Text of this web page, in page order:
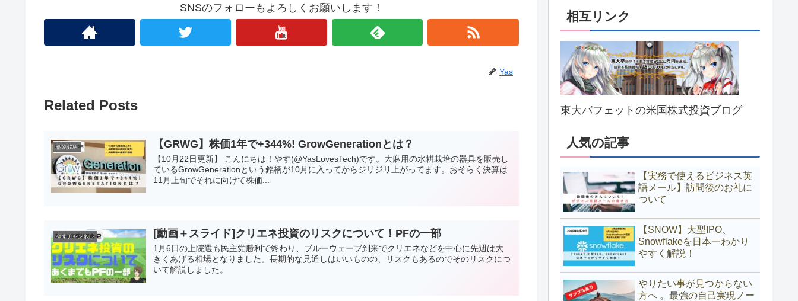
SNSのフォローもよろしくお願いします！
Yas
Related Posts
個別銘柄 【GRWG】株価1年で+344%! GrowGenerationとは？
【10月22日更新】 こんにちは！やす(@YasLovesTech)です。大麻用の水耕栽培の器具を販売し
ているGrowGenerationという銘柄が10月に入ってからジリジリ上がってます。おそらく決算は
11月上旬でそれに向けて株価...
やすチャンネル [動画＋スライド]クリエネ投資のリスクについて！PFの一部
1月6日の上院選も民主党勝利で終わり、ブルーウェーブ到来でクリエネなどを中心に先週は大
きくあげる相場となりました。長期的な見通しはいいものの、リスクもあるのでそのリスクにつ
いて解説しました。
相互リンク
東大バフェットの米国株式投資ブログ
人気の記事
【実務で使えるビジネス英
語メール】訪問後のお礼に
ついて
【SNOW】大型IPO、
Snowflakeを日本一わかり
やすく解説！
やりたい事が見つからない
方へ 。最強の自己実現ノー